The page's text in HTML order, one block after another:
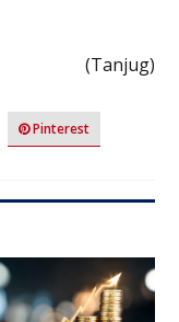
(Tanjug)
Pinterest